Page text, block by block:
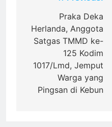
Praka Deka
Herlanda, Anggota
Satgas TMMD ke-
125 Kodim
1017/Lmd, Jemput
Warga yang
Pingsan di Kebun